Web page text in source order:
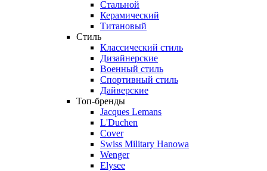
Стальной
Керамический
Титановый
Стиль
Классический стиль
Дизайнерские
Военный стиль
Спортивный стиль
Дайверские
Топ-бренды
Jacques Lemans
L'Duchen
Cover
Swiss Military Hanowa
Wenger
Elysee